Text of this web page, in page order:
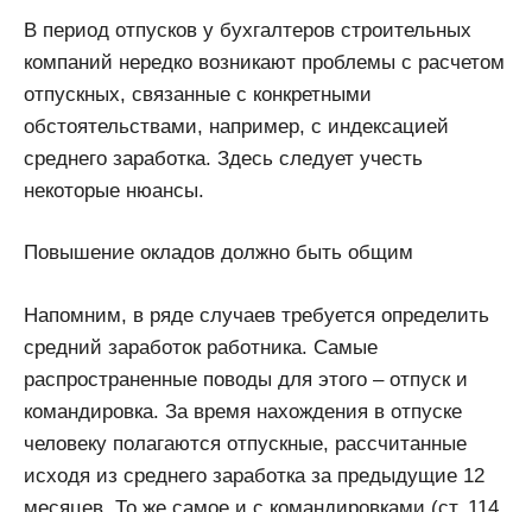
В период отпусков у бухгалтеров строительных
компаний нередко возникают проблемы с расчетом
отпускных, связанные с конкретными
обстоятельствами, например, с индексацией
среднего заработка. Здесь следует учесть
некоторые нюансы.
Повышение окладов должно быть общим
Напомним, в ряде случаев требуется определить
средний заработок работника. Самые
распространенные поводы для этого – отпуск и
командировка. За время нахождения в отпуске
человеку полагаются отпускные, рассчитанные
исходя из среднего заработка за предыдущие 12
месяцев. То же самое и с командировками (ст. 114,